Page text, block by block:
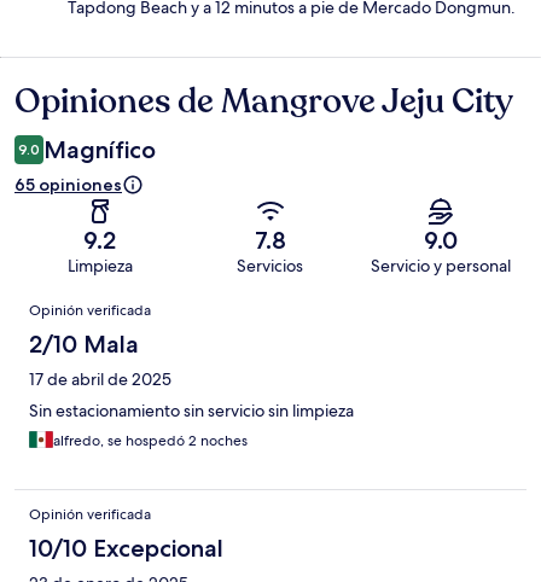
Tapdong Beach y a 12 minutos a pie de Mercado Dongmun.
Opiniones
Opiniones de Mangrove Jeju City
9.0 Magnífico
65 opiniones
9.2
Limpieza
7.8
Servicios
9.0
Servicio y personal
Opiniones
Opinión verificada
2/10 Mala
17 de abril de 2025
Sin estacionamiento sin servicio sin limpieza
alfredo, se hospedó 2 noches
Opinión verificada
10/10 Excepcional